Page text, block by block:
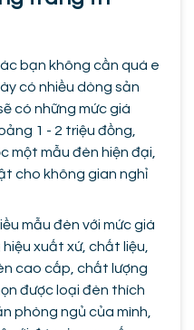
bạn không cần quá e
có nhiều dòng sản
có những mức giá
1 - 2 triệu đồng,
một mẫu đèn hiện đại,
cho không gian nghỉ
mẫu đèn với mức giá
xuất xứ, chất liệu,
cao cấp, chất lượng
được loại đèn thích
phòng ngủ của mình,